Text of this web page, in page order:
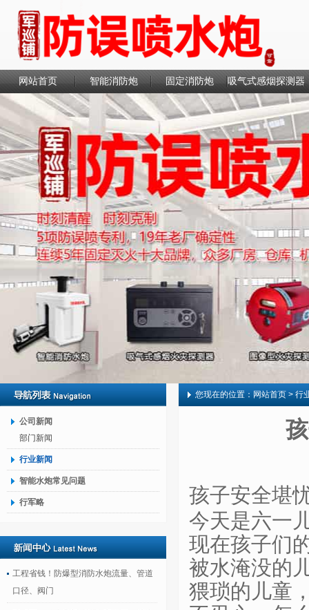
网站首页 智能消防炮 固定消防炮 吸气式感烟探测器
联系我们
公司新闻
部门新闻
行业新闻
智能水炮常见问题
行军略
工程省钱！防爆型消防水炮流量、管道
口径、阀门
您现在的位置： 网站首页 > 行
孩子安全堪
今天是六一
现在孩子们
被水淹没的
猥琐的儿童